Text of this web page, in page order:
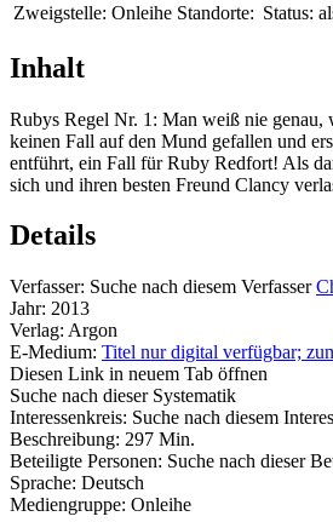
Zweigstelle: Onleihe Standorte: Status:
Inhalt
Rubys Regel Nr. 1: Man weiß nie genau,
keinen Fall auf den Mund gefallen und
entführt, ein Fall für Ruby Redfort! Als
sich und ihren besten Freund Clancy
Details
Verfasser: Suche nach diesem Verfasser
Jahr: 2013
Verlag: Argon
E-Medium: Titel nur digital verfügbar;
Diesen Link in neuem Tab öffnen
Suche nach dieser Systematik
Interessenkreis: Suche nach diesem
Beschreibung: 297 Min.
Beteiligte Personen: Suche nach dieser
Sprache: Deutsch
Mediengruppe: Onleihe